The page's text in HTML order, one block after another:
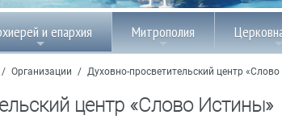
и епархия Митрополия
/ Организации / Духовно-просветительский центр
центр «Слово Истины»